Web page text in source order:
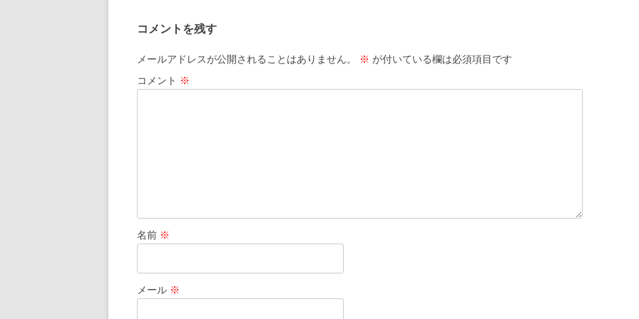
コメントを残す
メールアドレスが公開されることはありません。 ※ が付いている欄は必須項目です
コメント ※
名前 ※
メール ※